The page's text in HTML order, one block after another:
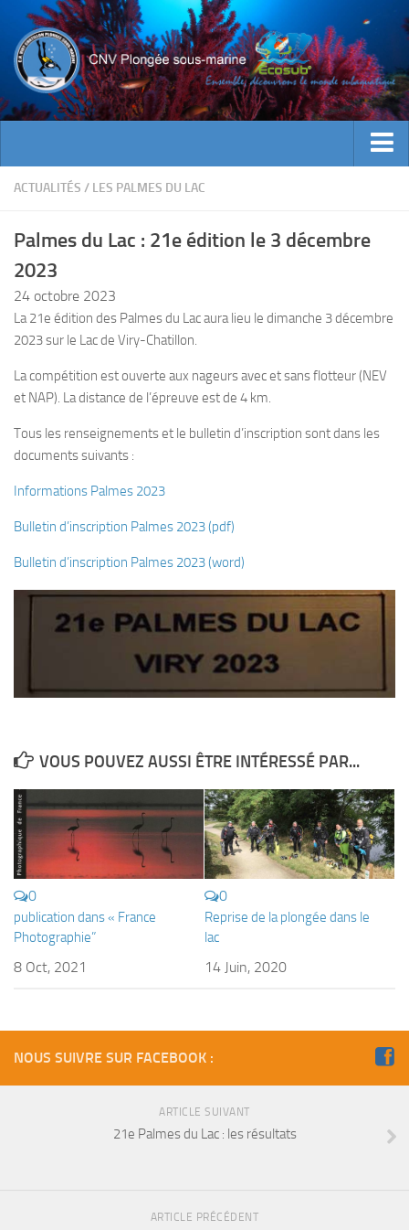
ACTUALITES
INFOS CNV
Contacts
Documents utiles
Encadrement
Historique
Plouf
Formations
Jeune plongeur
Plongeur N1
Plongeur N2
Plongeur N3
Organisation
Fosse
Sorties techniques
APNEE
SORTIES
ACTUALITÉS / LES PALMES DU LAC
Palmes du Lac : 21e édition le 3 décembre
2023
24 octobre 2023
La 21e édition des Palmes du Lac aura lieu le dimanche 3 décembre
2023 sur le Lac de Viry-Chatillon.
La compétition est ouverte aux nageurs avec et sans flotteur (NEV
et NAP). La distance de l’épreuve est de 4 km.
Tous les renseignements et le bulletin d’inscription sont dans les
documents suivants :
Informations Palmes 2023
Bulletin d’inscription Palmes 2023 (pdf)
Bulletin d’inscription Palmes 2023 (word)
VOUS POUVEZ AUSSI ÊTRE INTÉRESSÉ PAR...
0
publication dans « France
Photographie”
8 Oct, 2021
0
Reprise de la plongée dans le
lac
14 Juin, 2020
NOUS SUIVRE SUR FACEBOOK :
ARTICLE SUIVANT
21e Palmes du Lac : les résultats
ARTICLE PRÉCÉDENT